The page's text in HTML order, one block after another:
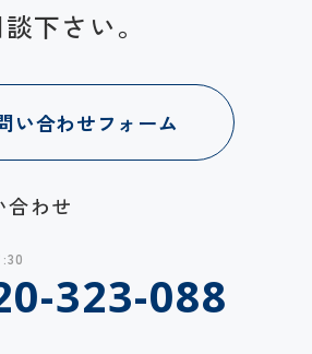
下さい。
い合わせフォーム
合わせ
323-088